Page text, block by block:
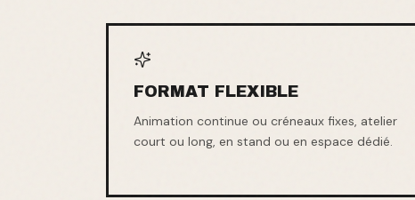
FORMAT FLEXIBLE
Animation continue ou créneaux fixes, atelier
court ou long, en stand ou en espace dédié.